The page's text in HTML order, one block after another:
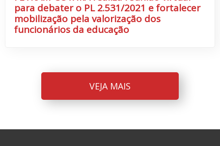
para debater o PL 2.531/2021 e fortalecer
mobilização pela valorização dos
funcionários da educação
VEJA MAIS